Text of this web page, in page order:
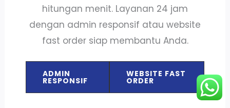
hitungan menit. Layanan 24 jam
dengan admin responsif atau website
fast order siap membantu Anda.
ADMIN
RESPONSIF
WEBSITE FAST
ORDER